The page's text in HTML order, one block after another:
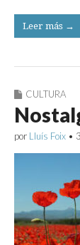
Leer más →
CULTURA
por Lluís Foix •